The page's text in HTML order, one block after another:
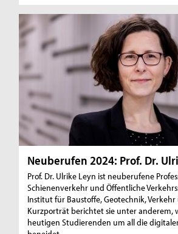
Neuberufen 2024: Prof. Dr.
Prof. Dr. Ulrike Leyn ist neuberufene
Schienenverkehr und Öffentliche
Institut für Baustoffe, Geotechnik, Verkehr
Kurzporträt berichtet sie unter anderem,
heutigen Studierenden um all die